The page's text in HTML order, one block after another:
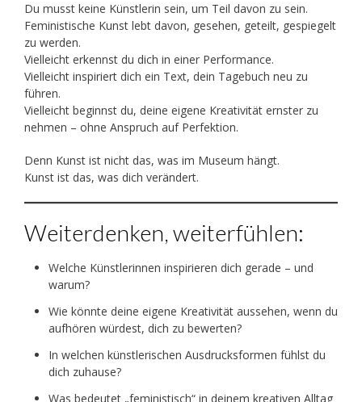
Du musst keine Künstlerin sein, um Teil davon zu sein.
Feministische Kunst lebt davon, gesehen, geteilt, gespiegelt
zu werden.
Vielleicht erkennst du dich in einer Performance.
Vielleicht inspiriert dich ein Text, dein Tagebuch neu zu
führen.
Vielleicht beginnst du, deine eigene Kreativität ernster zu
nehmen – ohne Anspruch auf Perfektion.
Denn Kunst ist nicht das, was im Museum hängt.
Kunst ist das, was dich verändert.
Weiterdenken, weiterfühlen:
Welche Künstlerinnen inspirieren dich gerade – und
warum?
Wie könnte deine eigene Kreativität aussehen, wenn du
aufhören würdest, dich zu bewerten?
In welchen künstlerischen Ausdrucksformen fühlst du
dich zuhause?
Was bedeutet „feministisch“ in deinem kreativen Alltag